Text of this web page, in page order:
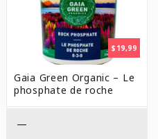
$ 19,99
Gaia Green Organic – Le
phosphate de roche
—